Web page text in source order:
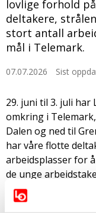
lovlige forhold
deltakere,
stort antall
mål i Telemark.
07.07.2026 Sist
29. juni til 3. juli
omkring i
Dalen og ned til
har våre flotte
arbeidsplasser for
de unge
Vi ser at på